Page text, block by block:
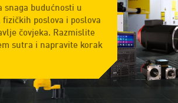
snaga budućnosti u
poslova i poslova
čovjeka. Razmislite
sutra i napravite korak